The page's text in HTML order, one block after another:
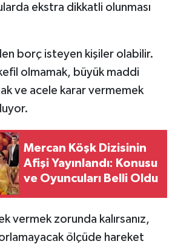
ekstra dikkatli olunması
borç isteyen kişiler olabilir.
olmamak, büyük maddi
ve acele karar vermemek
Mercan Köşk Dizisinin
Afişi Yayınlandı: Konusu
ve Oyuncuları Belli Oldu
vermek zorunda kalırsanız,
ölçüde hareket